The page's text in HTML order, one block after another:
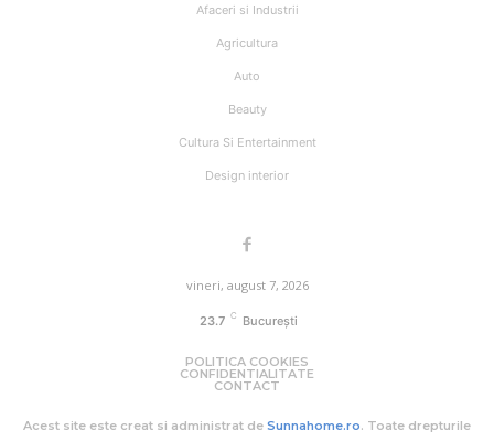
Afaceri si Industrii
Agricultura
Auto
Beauty
Cultura Si Entertainment
Design interior
vineri, august 7, 2026
23.7 C București
POLITICA COOKIES
CONFIDENTIALITATE
CONTACT
Acest site este creat si administrat de Sunnahome.ro. Toate drepturile